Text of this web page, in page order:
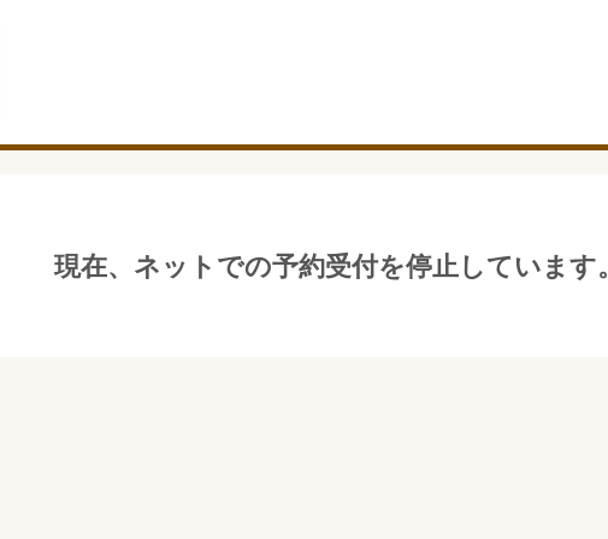
現在、ネットでの予約受付を停止しています